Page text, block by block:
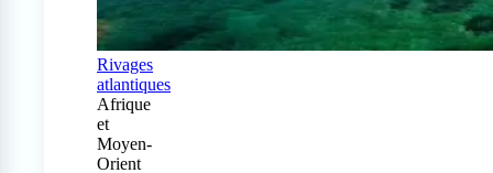
Rivages
atlantiques
Afrique
et
Moyen-
Orient